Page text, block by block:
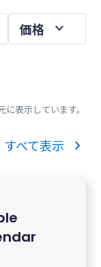
価格 expand_more
表示しています。
すべて表示 chevron_right